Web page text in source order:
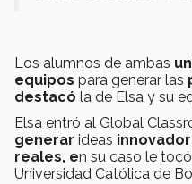
Los alumnos de ambas
equipos para generar las
destacó la de Elsa y su
Elsa entró al Global
generar ideas
reales, en su caso le
Universidad Católica de